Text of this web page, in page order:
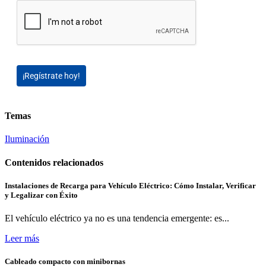
¡Regístrate hoy!
Temas
Iluminación
Contenidos relacionados
Instalaciones de Recarga para Vehículo Eléctrico: Cómo Instalar, Verificar
y Legalizar con Éxito
El vehículo eléctrico ya no es una tendencia emergente: es...
Leer más
Cableado compacto con minibornas